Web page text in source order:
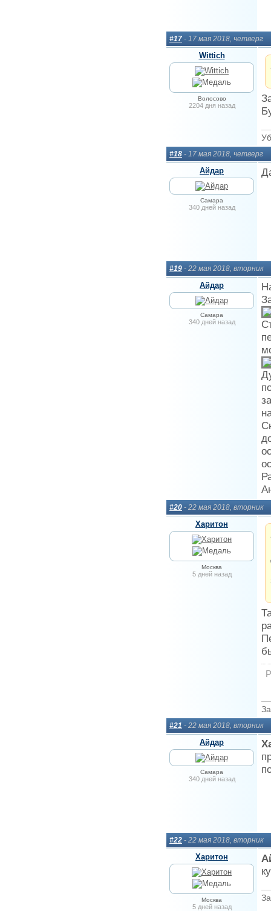
#17 - 17 мая 2018, четверг
Wittich
Волосово
2204 дня назад
#18 - 17 мая 2018, четверг
Айдар
Самара
340 дней назад
#19 - 22 мая 2018, вторник
Айдар
Самара
340 дней назад
#20 - 22 мая 2018, вторник
Харитон
Москва
5 дней назад
#21 - 22 мая 2018, вторник
Айдар
Самара
340 дней назад
#22 - 22 мая 2018, вторник
Харитон
Москва
5 дней назад